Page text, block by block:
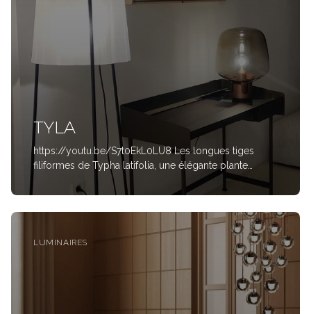
TYLA
https://youtu.be/S7t0EkL0LU8 Les longues tiges
filiformes de Typha latifolia, une élégante plante
aquatique, inspirent les supports de cette lampe au
design délicat, presque lyrique. Et le même
LUMINAIRES